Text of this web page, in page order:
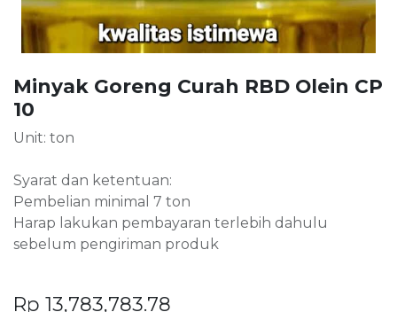
Minyak Goreng Curah RBD Olein CP
10
Unit: ton
Syarat dan ketentuan:
Pembelian minimal 7 ton
Harap lakukan pembayaran terlebih dahulu
sebelum pengiriman produk
Rp 13,783,783.78